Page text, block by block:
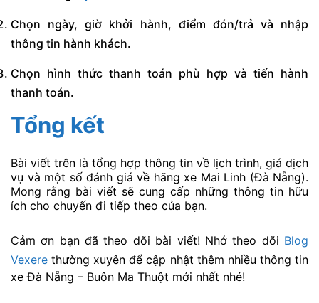
Chọn ngày, giờ khởi hành, điểm đón/trả và nhập
thông tin hành khách.
Chọn hình thức thanh toán phù hợp và tiến hành
thanh toán.
Tổng kết
Bài viết trên là tổng hợp thông tin về lịch trình, giá dịch
vụ và một số đánh giá về hãng xe Mai Linh (Đà Nẵng).
Mong rằng bài viết sẽ cung cấp những thông tin hữu
ích cho chuyến đi tiếp theo của bạn.
Cảm ơn bạn đã theo dõi bài viết! Nhớ theo dõi Blog
Vexere thường xuyên để cập nhật thêm nhiều thông tin
xe Đà Nẵng – Buôn Ma Thuột mới nhất nhé!